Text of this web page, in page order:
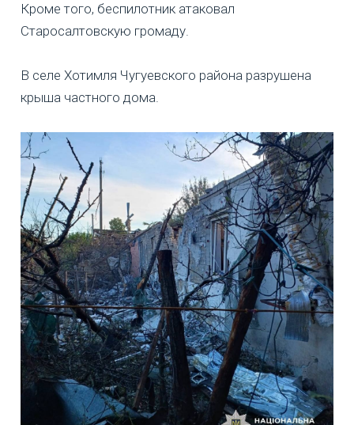
Кроме того, беспилотник атаковал
Старосалтовскую громаду.
В селе Хотимля Чугуевского района разрушена
крыша частного дома.